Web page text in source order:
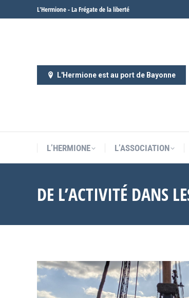
L'Hermione - La Frégate de la liberté
L'Hermione est au port de Bayonne
L’HERMIONE L’ASSOCIATION
DE L’ACTIVITÉ DANS
L’HERMIONE L’ASSOCIATION